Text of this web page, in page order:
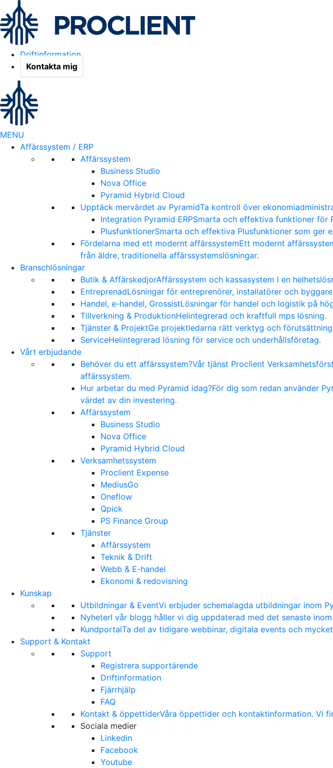
Driftinformation
Kontakta mig
MENU
Affärssystem / ERP
Affärssystem
Business Studio
Nova Office
Pyramid Hybrid Cloud
Upptäck mervärdet av PyramidTa kontroll över
Integration Pyramid ERPSmarta och effektiva funktioner för
PlusfunktionerSmarta och effektiva Plusfunktioner som ger
Fördelarna med ett modernt affärssystemEtt modernt
från äldre, traditionella affärssystemslösningar.
Branschlösningar
Butik & AffärskedjorAffärssystem och kassasystem I en
EntreprenadLösningar för entreprenörer, installatörer och
Handel, e-handel, GrossistLösningar för handel och logistik på
Tillverkning & ProduktionHelintegrerad och kraftfull mps lösning.
Tjänster & ProjektGe projektledarna rätt verktyg och
ServiceHelintegrerad lösning för service och underhållsföretag.
Vårt erbjudande
Behöver du ett affärssystem?Vår tjänst Proclient
affärssystem.
Hur arbetar du med Pyramid idag?För dig som redan använder
värdet av din investering.
Affärssystem
Business Studio
Nova Office
Pyramid Hybrid Cloud
Verksamhetssystem
Proclient Expense
MediusGo
Oneflow
Qpick
PS Finance Group
Tjänster
Affärssystem
Teknik & Drift
Webb & E-handel
Ekonomi & redovisning
Kunskap
Utbildningar & EventVi erbjuder schemalagda utbildningar inom
NyheterI vår blogg håller vi dig uppdaterad med det senaste
KundportalTa del av tidigare webbinar, digitala events och
Support & Kontakt
Support
Registrera supportärende
Driftinformation
Fjärrhjälp
FAQ
Kontakt & öppettiderVåra öppettider och kontaktinformation. Vi
Sociala medier
Linkedin
Facebook
Youtube